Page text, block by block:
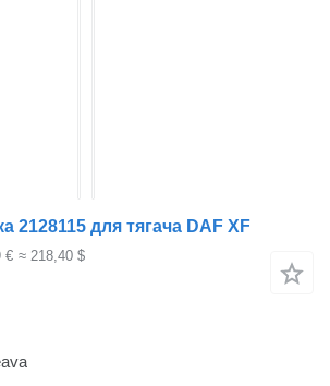
2128115 для тягача DAF XF
€ ≈ 218,40 $